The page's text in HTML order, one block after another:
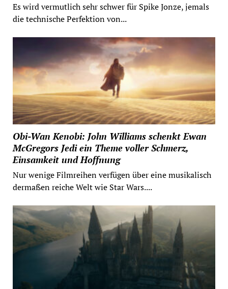
Es wird vermutlich sehr schwer für Spike Jonze, jemals
die technische Perfektion von...
Obi-Wan Kenobi: John Williams schenkt Ewan
McGregors Jedi ein Theme voller Schmerz,
Einsamkeit und Hoffnung
Nur wenige Filmreihen verfügen über eine musikalisch
dermaßen reiche Welt wie Star Wars....